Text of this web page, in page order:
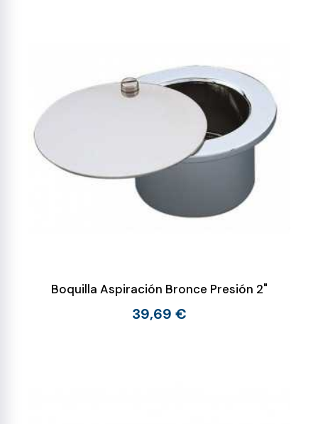
Boquilla Aspiración Bronce Presión 2"
39,69 €